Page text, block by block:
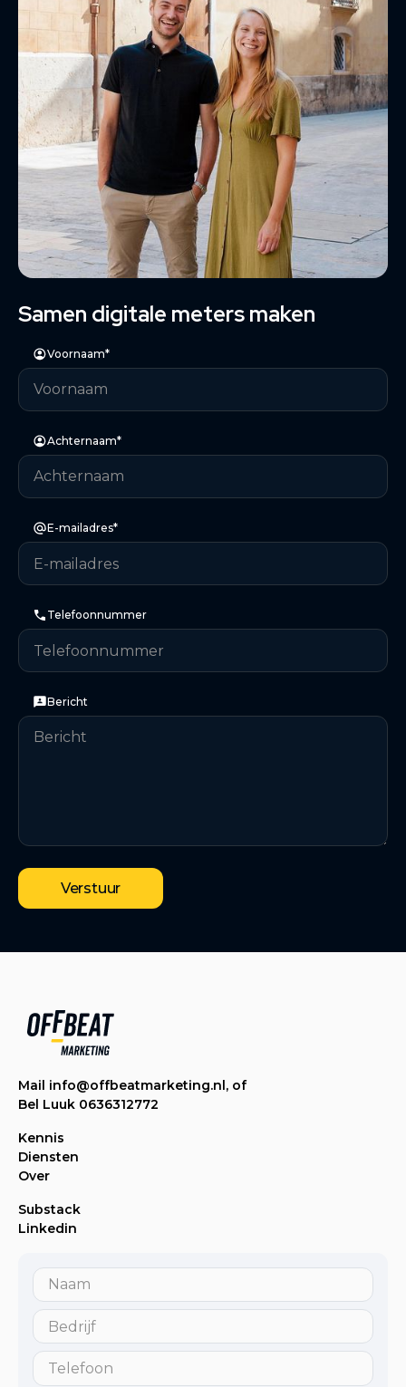
Samen digitale meters maken
Voornaam*
Achternaam*
E-mailadres*
Telefoonnummer
Bericht
Mail info@offbeatmarketing.nl, of
Bel Luuk 0636312772
Kennis
Diensten
Over
Substack
Linkedin